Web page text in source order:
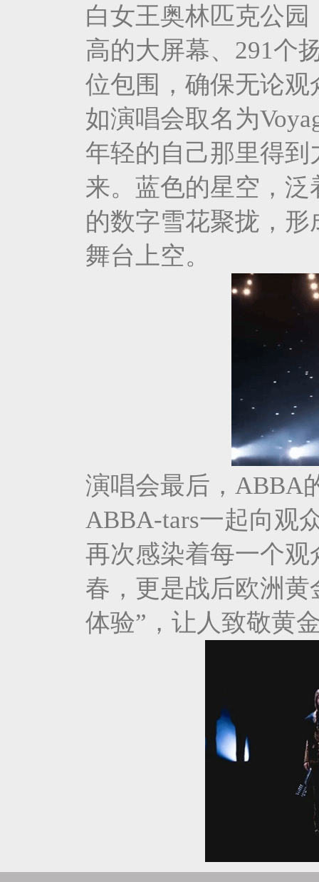
白女王奥林匹克公园
高的大屏幕、291个
位包围，确保无论
如演唱会取名为
年轻的自己那里得
来。蓝色的星空，
的数字雪花聚拢，
舞台上空。
演唱会最后，ABBA
ABBA-tars一起向观
再次感染着每一个
春，更是战后欧洲
体验”，让人致敬黄